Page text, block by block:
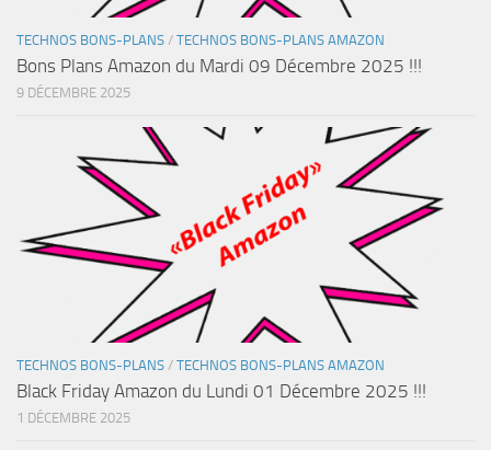
TECHNOS BONS-PLANS / TECHNOS BONS-PLANS AMAZON
Bons Plans Amazon du Mardi 09 Décembre 2025 !!!
9 DÉCEMBRE 2025
TECHNOS BONS-PLANS / TECHNOS BONS-PLANS AMAZON
Black Friday Amazon du Lundi 01 Décembre 2025 !!!
1 DÉCEMBRE 2025